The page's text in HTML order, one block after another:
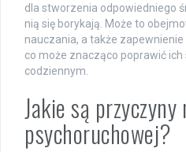
dla stworzenia odpowiedniego
nią się borykają. Może to
nauczania, a także
co może znacząco poprawić ich
codziennym.
Jakie są
psychoruchowej?